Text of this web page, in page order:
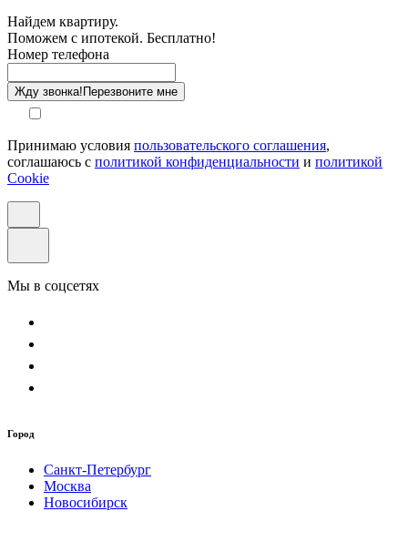
Этаж
Способ оплаты
Найдем квартиру.
Поможем с ипотекой. Бесплатно!
Номер телефона
Жду звонка! Перезвоните мне
Принимаю условия пользовательского соглашения,
соглашаюсь с политикой конфиденциальности и политикой
Cookie
Мы в соцсетях
Город
Санкт-Петербург
Москва
Новосибирск